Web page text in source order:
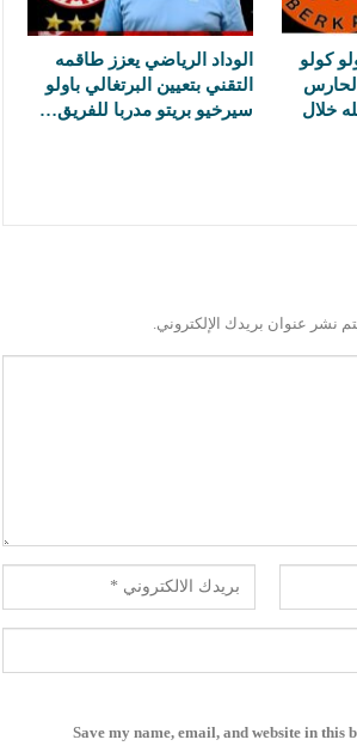
كولو
خلال
الوداد الرياضي يعزز طاقمه
التقني بتعيين البرتغالي باولو
سيرخيو بريتو مدربا للفريق…
نشر عنوان بريدك الإلكتروني.
Save my name, email, and website in this